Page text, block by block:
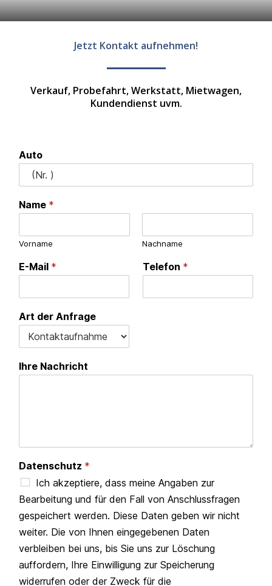
Jetzt Kontakt aufnehmen!
Verkauf, Probefahrt, Werkstatt, Mietwagen,
Kundendienst uvm.
Auto
Name *
Vorname Nachname
E-Mail * Telefon *
Art der Anfrage
Ihre Nachricht
Datenschutz *
Ich akzeptiere, dass meine Angaben zur
Bearbeitung und für den Fall von Anschlussfragen
gespeichert werden. Diese Daten geben wir nicht
weiter. Die von Ihnen eingegebenen Daten
verbleiben bei uns, bis Sie uns zur Löschung
auffordern, Ihre Einwilligung zur Speicherung
widerrufen oder der Zweck für die